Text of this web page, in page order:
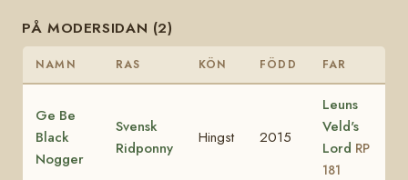
PÅ MODERSIDAN (2)
NAMN RAS KÖN FÖDD FAR
Ge Be
Black
Nogger
Svensk
Ridponny
Hingst 2015
Leuns
Veld's
Lord RP
181